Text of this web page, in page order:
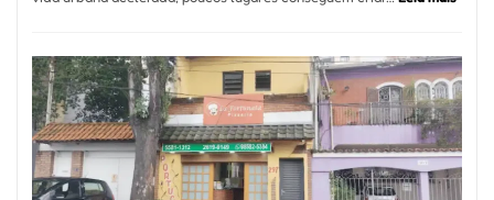
Se
Um
dos